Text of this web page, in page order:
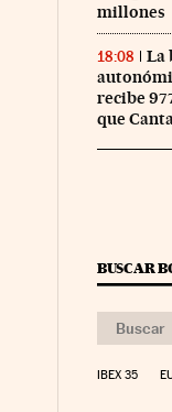
millones
18:08
La
recibe
que
BUSCAR
IBEX 35